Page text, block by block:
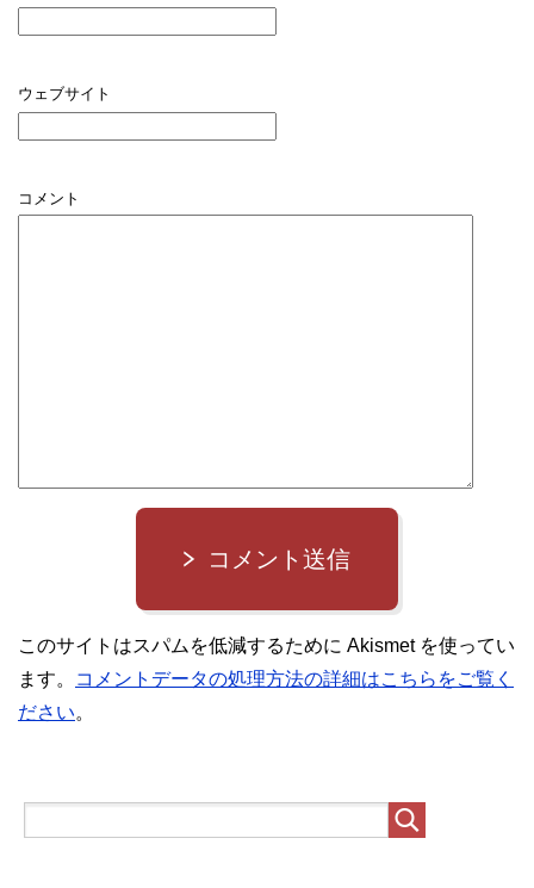
ウェブサイト
コメント
コメント送信
このサイトはスパムを低減するために Akismet を使ってい
ます。
コメントデータの処理方法の詳細はこちらをご覧く
ださい。